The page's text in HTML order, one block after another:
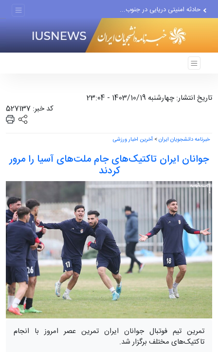
حادثه امنیتی دریایی در جنوب...
تاریخ انتشار: چهارشنبه 1403/10/19 - 23:04
کد خبر: 527137
خبرنامه دانشجویان ایران> آخرین اخبار ورزشی
جوانان ایران تاکتیک‌های جام ملت‌های آسیا را مرور
کردند
تمرین تیم فوتبال جوانان ایران تمرین عصر امروز با انجام
تاکتیک‌های مختلف برگزار شد.